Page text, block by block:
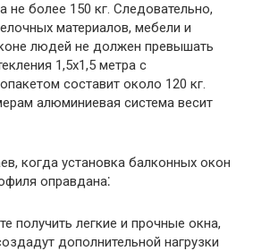
не более 150 кг. Следовательно,
материалов, мебели и
людей не должен превышать
1,5х1,5 метра с
составит около 120 кг.
алюминиевая система весит
когда установка балконных окон
оправдана⁚
получить легкие и прочные окна,
дополнительной нагрузки